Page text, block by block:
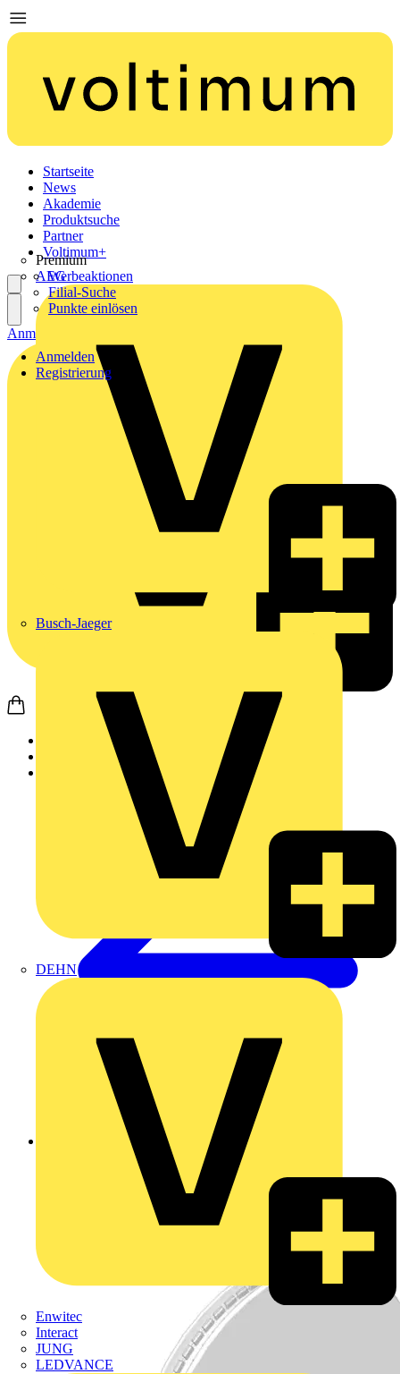
Startseite
News
Akademie
Produktsuche
Partner
Premium
AEG
Busch-Jaeger
DEHN
Enwitec
Interact
JUNG
LEDVANCE
Voltimum+
Werbeaktionen
Filial-Suche
Punkte einlösen
Anmelden
Registrierung
Anmelden
Zurück zu Produkte